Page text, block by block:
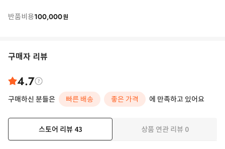
반품비용100,000원
구매자 리뷰
4.7
구매하신 분들은 빠른 배송 좋은 가격 에 만족하고 있어요
스토어 리뷰 43 상품 연관 리뷰 0